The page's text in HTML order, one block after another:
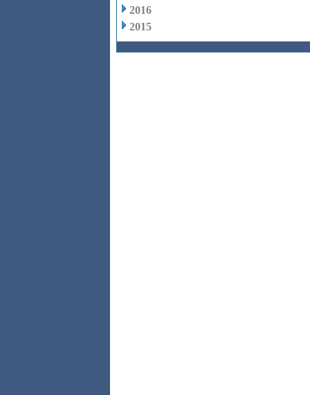
2016
2015